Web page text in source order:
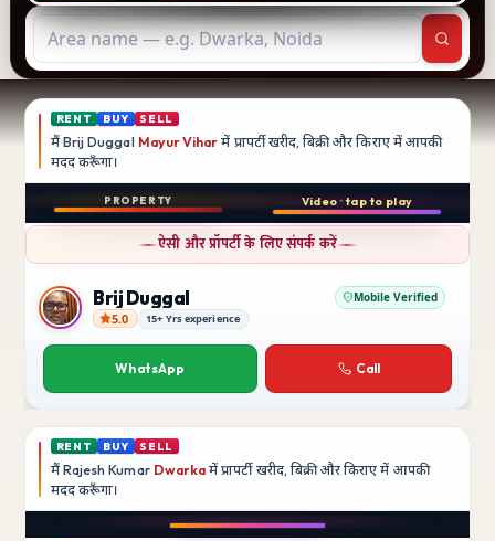
RENT BUY SELL
मैं Brij Duggal Mayur Vihar में प्रापर्टी खरीद, बिक्री और किराए में आपकी
मददकरूँगा।
PROPERTY
बिक्री
3 BHK
Mayur Vihar
₹1.5 Crore
Video · tap to play
Instagram
ऐसी और प्रॉपर्टी के लिए संपर्क करें
Brij Duggal
Brij Duggal Mobile Verified
5.0 15+ Yrs experience
WhatsApp Call
RENT BUY SELL
मैं Rajesh Kumar Dwarka में प्रापर्टी खरीद, बिक्री और किराए में आपकी
मददकरूँगा।